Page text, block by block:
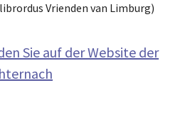
Vrienden van Limburg)
Sie auf der Website der